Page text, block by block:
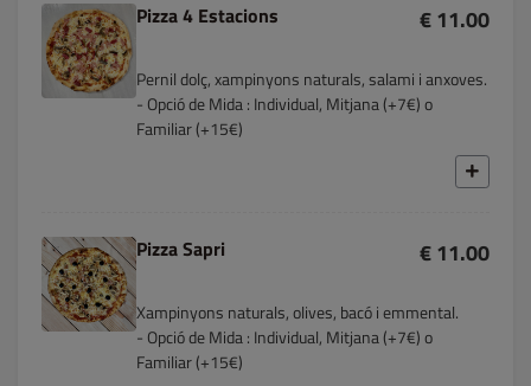
Pizza 4 Estacions € 11.00
Pernil dolç, xampinyons naturals, salami i anxoves.
- Opció de Mida : Individual, Mitjana (+7€) o
Familiar (+15€)
Pizza Sapri € 11.00
Xampinyons naturals, olives, bacó i emmental.
- Opció de Mida : Individual, Mitjana (+7€) o
Familiar (+15€)